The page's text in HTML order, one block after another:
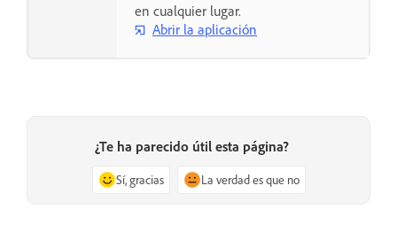
en cualquier lugar.
Abrir la aplicación
¿Te ha parecido útil esta página?
Sí, gracias La verdad es que no